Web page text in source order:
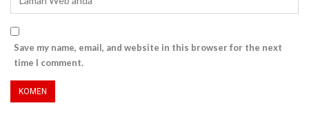
Save my name, email, and website in this browser for the next
time I comment.